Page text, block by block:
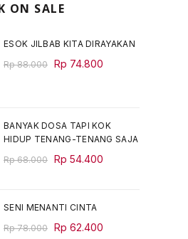
ON SALE
ESOK JILBAB KITA DIRAYAKAN
Rp88.000 Original
Rp 74.800
BANYAK DOSA TAPI KOK
HIDUP TENANG-TENANG SAJA
Rp68.000 Original
Rp 68.000.
Rp 54.400
SENI MENANTI CINTA
Rp78.000 Original
Rp 62.400